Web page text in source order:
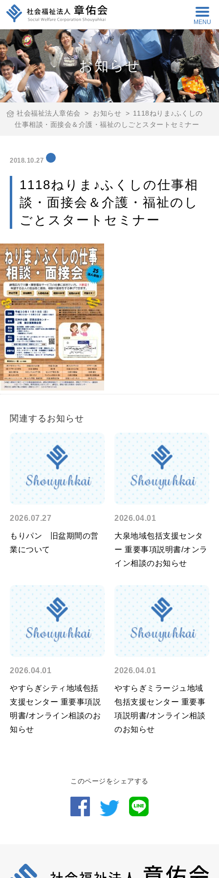
MENU
お知らせ
社会福祉法人章佑会 > お知らせ > 1118ねりま♪ふくしの
仕事相談・面接会＆介護・福祉のしごとスタートセミナー
2018.10.27
1118ねりま♪ふくしの仕事相
談・面接会＆介護・福祉のし
ごとスタートセミナー
関連するお知らせ
2026.07.27
もりパン 旧盆期間の営
業について
2026.04.01
大泉地域包括支援センタ
ー 重要事項説明書/オンラ
イン相談のお知らせ
2026.04.01
やすらぎシティ地域包括
支援センター 重要事項説
明書/オンライン相談のお
知らせ
2026.04.01
やすらぎミラージュ地域
包括支援センター 重要事
項説明書/オンライン相談
のお知らせ
このページをシェアする